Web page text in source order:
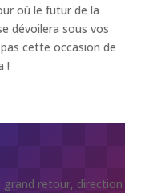
où le futur de la
dévoilera sous vos
cette occasion de
!
grand retour, direction